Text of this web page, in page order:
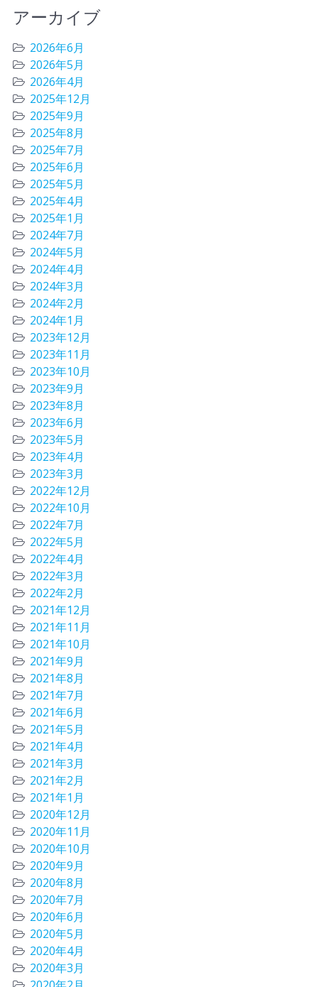
アーカイブ
2026年6月
2026年5月
2026年4月
2025年12月
2025年9月
2025年8月
2025年7月
2025年6月
2025年5月
2025年4月
2025年1月
2024年7月
2024年5月
2024年4月
2024年3月
2024年2月
2024年1月
2023年12月
2023年11月
2023年10月
2023年9月
2023年8月
2023年6月
2023年5月
2023年4月
2023年3月
2022年12月
2022年10月
2022年7月
2022年5月
2022年4月
2022年3月
2022年2月
2021年12月
2021年11月
2021年10月
2021年9月
2021年8月
2021年7月
2021年6月
2021年5月
2021年4月
2021年3月
2021年2月
2021年1月
2020年12月
2020年11月
2020年10月
2020年9月
2020年8月
2020年7月
2020年6月
2020年5月
2020年4月
2020年3月